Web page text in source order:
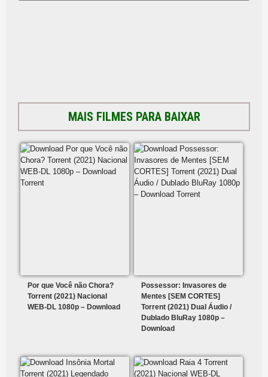
MAIS FILMES PARA BAIXAR
Por que Você não Chora?
Torrent (2021) Nacional
WEB-DL 1080p – Download
Possessor: Invasores de
Mentes [SEM CORTES]
Torrent (2021) Dual Áudio /
Dublado BluRay 1080p –
Download